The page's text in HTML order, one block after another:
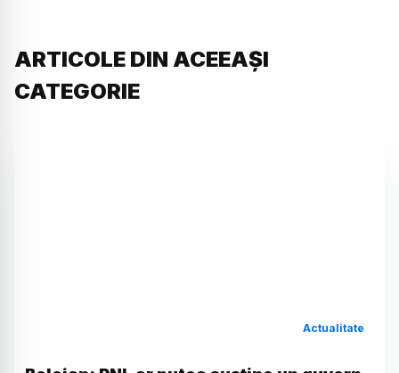
ARTICOLE DIN ACEEAȘI
CATEGORIE
Actualitate